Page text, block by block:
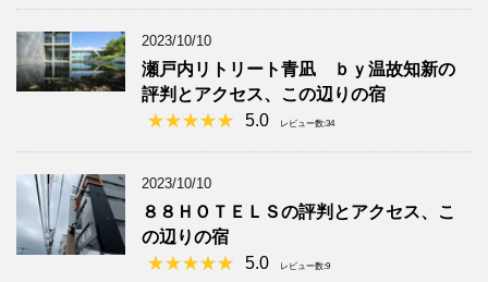
2023/10/10
瀬戸内リトリート青凪 ｂｙ温故知新の
評判とアクセス、この辺りの宿
5.0
レビュー数:34
2023/10/10
８８ＨＯＴＥＬＳの評判とアクセス、こ
の辺りの宿
5.0
レビュー数:9